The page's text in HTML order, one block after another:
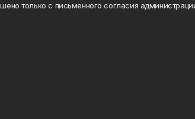
только с письменного согласия